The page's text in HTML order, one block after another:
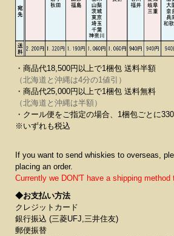
・商品代18,500円以上で1梱包 送料半額
（北海道と沖縄は4分の1値引）
・商品代25,000円以上で1梱包 送料無料
（北海道と沖縄は半額）
・クール便をご指定の場合、1梱包ごとに
※いずれも税込
If you want to send whiskies to overseas,
placing an order.
Currently we DON'T have a shipping method
◆お支払い方法
クレジットカード
銀行振込 (三菱UFJ,三井住友)
郵便振替